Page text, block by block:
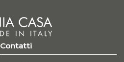
Contatti